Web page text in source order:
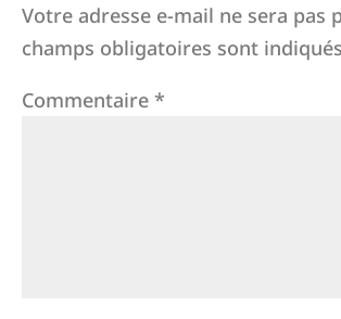
Votre adresse e-mail ne sera pas
champs obligatoires sont
Commentaire *